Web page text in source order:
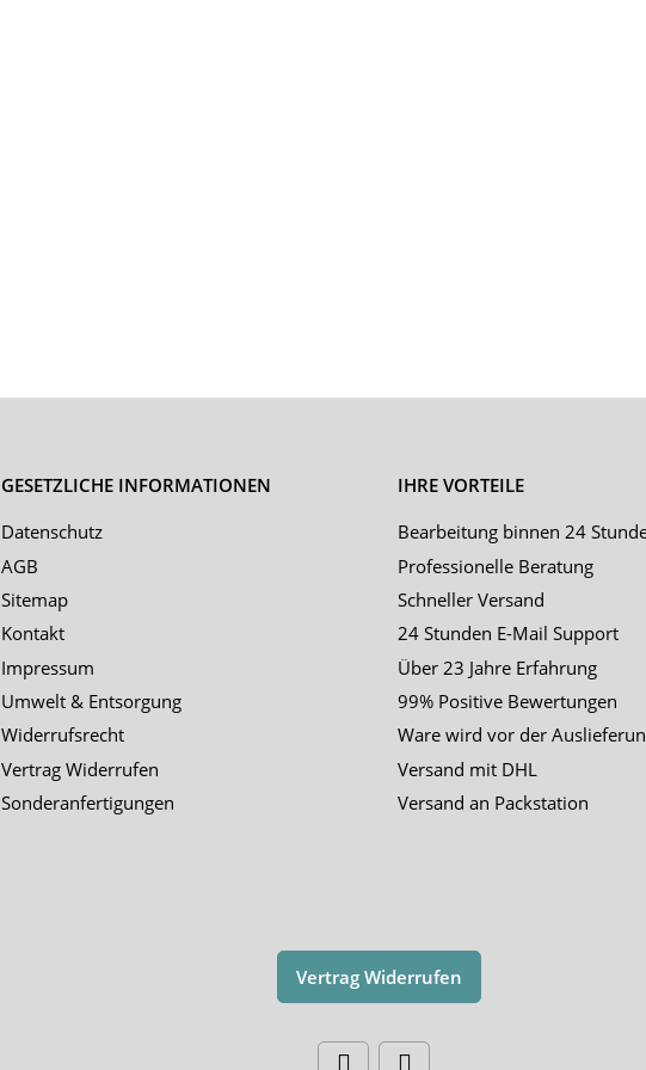
GESETZLICHE INFORMATIONEN
Datenschutz
AGB
Sitemap
Kontakt
Impressum
Umwelt & Entsorgung
Widerrufsrecht
Vertrag Widerrufen
Sonderanfertigungen
IHRE VORTEILE
Bearbeitung binnen 24
Professionelle Beratung
Schneller Versand
24 Stunden E-Mail Support
Über 23 Jahre Erfahrung
99% Positive Bewertungen
Ware wird vor der
Versand mit DHL
Versand an Packstation
Vertrag Widerrufen